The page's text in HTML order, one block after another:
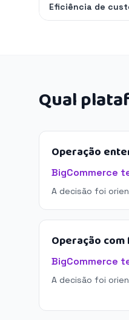
Eficiência de
Qual
Operação
BigCommerce
A decisão foi
Operação
BigCommerce
A decisão foi